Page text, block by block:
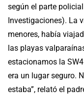
según el parte
Investigaciones). La
menores, había
las playas
estacionamos la
era un lugar seguro.
estaba”, relató el